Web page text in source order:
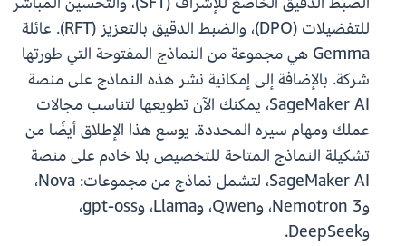
للتفضيلات (DPO)، والضبط الدقيق بالتعزيز (RFT). عائلة
Gemma هي مجموعة من النماذج المفتوحة التي طورتها
شركة. بالإضافة إلى إمكانية نشر هذه النماذج على منصة
SageMaker AI، يمكنك الآن تطويعها لتناسب مجالات
عملك ومهام سيره المحددة. يوسع هذا الإطلاق أيضًا من
تشكيلة النماذج المتاحة للتخصيص بلا خادم على منصة
SageMaker AI، لتشمل نماذج من مجموعات: Nova،
وNemotron 3، وQwen، وLlama، وgpt-oss،
وDeepSeek.